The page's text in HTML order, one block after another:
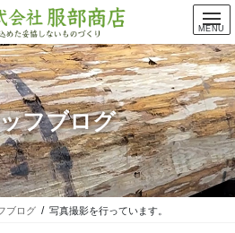
フブログ
ブログ 写真撮影を行っています。
MENU